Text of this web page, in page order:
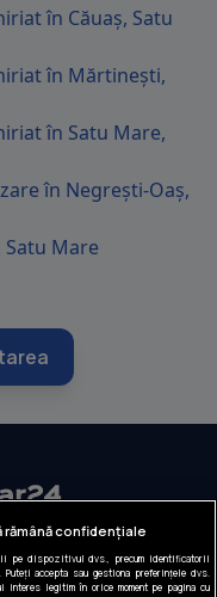
în Căuaș, Satu
în Mărtinești,
în Satu Mare,
în Negrești-Oaș,
Mare
rămână confidențiale
pe dispozitivul dvs., precum identificatorii
accepta sau gestiona preferințele dvs.
legitim în orice moment pe pagina cu